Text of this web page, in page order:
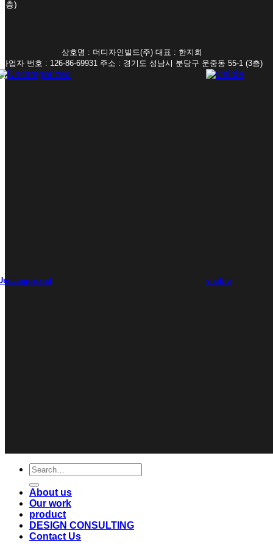
층)
상호명 : 더디자인빌드(주) 대표 : 한지희
사업자 번호 : 126-86-69931 주소 : 경기도 성남시 분당구 운중동 55-1 (3층)
visible
Search
for:
About us
Our work
product
DESIGN CONSULTING
Contact Us